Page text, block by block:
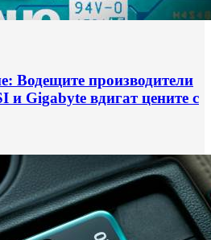
Водещите производители
и Gigabyte вдигат цените с